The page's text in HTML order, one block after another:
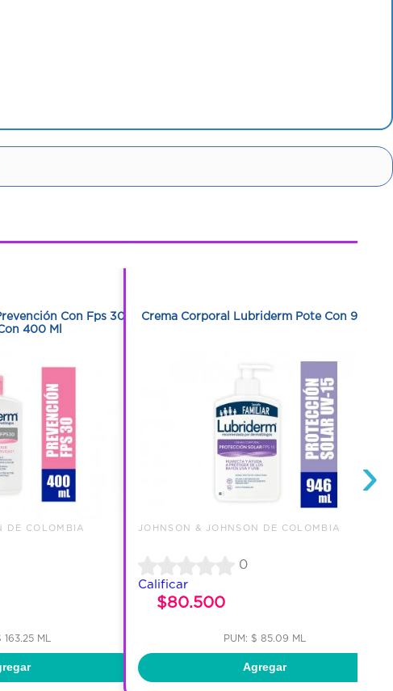
Con Fps 30
400 Ml
DE COLOMBIA
163.25 ML
Crema Corporal Lubriderm Pote Con 946 Ml
JOHNSON & JOHNSON DE COLOMBIA
0
Calificar
$80.500
PUM: $ 85.09 ML
Agregar
›